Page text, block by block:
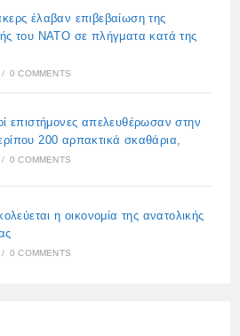
έλαβαν επιβεβαίωση της
του ΝΑΤΟ σε πλήγματα κατά της
/ 0 COMMENTS
επιστήμονες απελευθέρωσαν στην
200 αρπακτικά σκαθάρια,
/ 0 COMMENTS
η οικονομία της ανατολικής
/ 0 COMMENTS